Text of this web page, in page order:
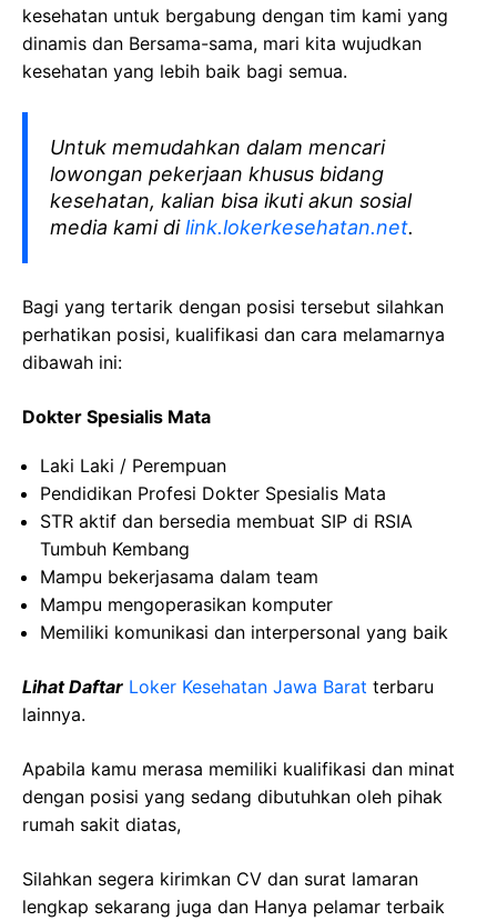
kesehatan untuk bergabung dengan tim kami yang
dinamis dan Bersama-sama, mari kita wujudkan
kesehatan yang lebih baik bagi semua.
Untuk memudahkan dalam mencari
lowongan pekerjaan khusus bidang
kesehatan, kalian bisa ikuti akun sosial
media kami dilink.lokerkesehatan.net.
Bagi yang tertarik dengan posisi tersebut silahkan
perhatikan posisi, kualifikasi dan cara melamarnya
dibawah ini:
Dokter Spesialis Mata
Laki Laki / Perempuan
Pendidikan Profesi Dokter Spesialis Mata
STR aktif dan bersedia membuat SIP di RSIA
Tumbuh Kembang
Mampu bekerjasama dalam team
Mampu mengoperasikan komputer
Memiliki komunikasi dan interpersonal yang baik
Lihat Daftar Loker Kesehatan Jawa Barat terbaru
lainnya.
Apabila kamu merasa memiliki kualifikasi dan minat
dengan posisi yang sedang dibutuhkan oleh pihak
rumah sakit diatas,
Silahkan segera kirimkan CV dan surat lamaran
lengkap sekarang juga dan Hanya pelamar terbaik